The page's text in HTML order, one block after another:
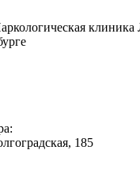
клиника
185